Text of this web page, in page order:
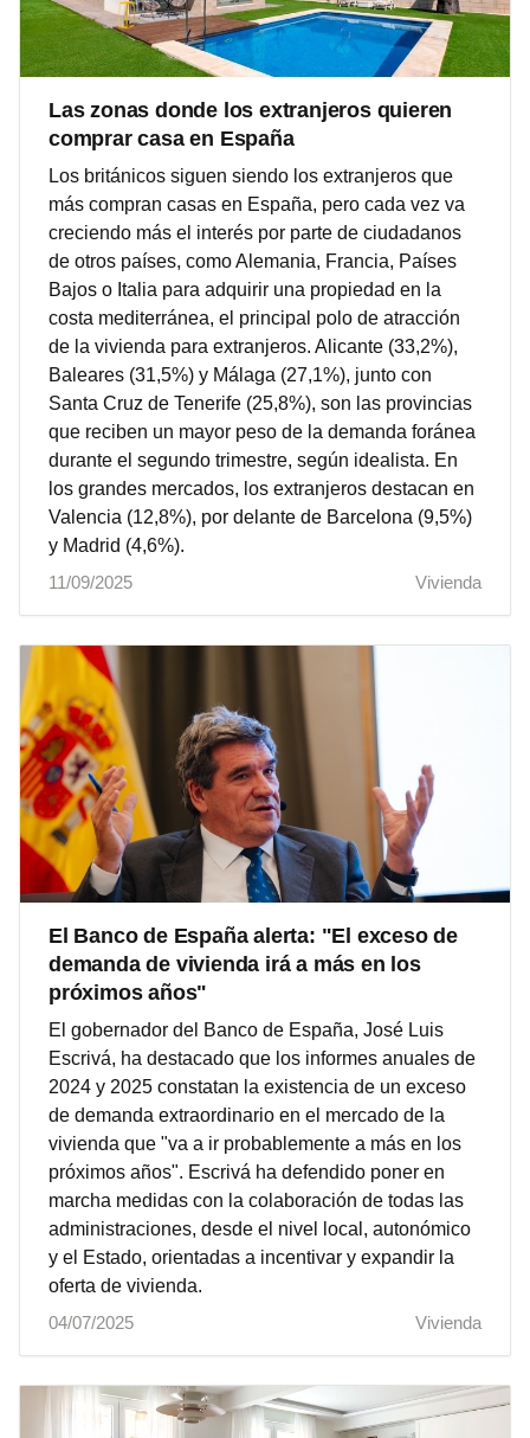
Las zonas donde los extranjeros quieren
comprar casa en España
Los británicos siguen siendo los extranjeros que
más compran casas en España, pero cada vez va
creciendo más el interés por parte de ciudadanos
de otros países, como Alemania, Francia, Países
Bajos o Italia para adquirir una propiedad en la
costa mediterránea, el principal polo de atracción
de la vivienda para extranjeros. Alicante (33,2%),
Baleares (31,5%) y Málaga (27,1%), junto con
Santa Cruz de Tenerife (25,8%), son las provincias
que reciben un mayor peso de la demanda foránea
durante el segundo trimestre, según idealista. En
los grandes mercados, los extranjeros destacan en
Valencia (12,8%), por delante de Barcelona (9,5%)
y Madrid (4,6%).
11/09/2025
Vivienda
El Banco de España alerta: "El exceso de
demanda de vivienda irá a más en los
próximos años"
El gobernador del Banco de España, José Luis
Escrivá, ha destacado que los informes anuales de
2024 y 2025 constatan la existencia de un exceso
de demanda extraordinario en el mercado de la
vivienda que "va a ir probablemente a más en los
próximos años". Escrivá ha defendido poner en
marcha medidas con la colaboración de todas las
administraciones, desde el nivel local, autonómico
y el Estado, orientadas a incentivar y expandir la
oferta de vivienda.
04/07/2025
Vivienda